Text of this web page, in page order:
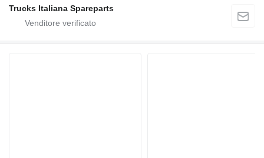
Trucks Italiana Spareparts